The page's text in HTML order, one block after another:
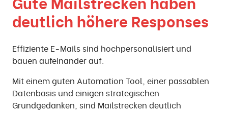
deutlich höhere Responses
Effiziente E-Mails sind hochpersonalisiert und
bauen aufeinander auf.
Mit einem guten Automation Tool, einer passablen
Datenbasis und einigen strategischen
Grundgedanken, sind Mailstrecken deutlich